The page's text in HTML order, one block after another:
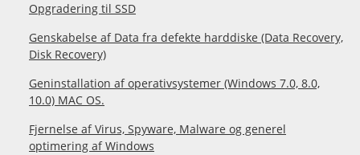
Opgradering til SSD
Genskabelse af Data fra defekte harddiske (Data Recovery,
Disk Recovery)
Geninstallation af operativsystemer (Windows 7.0, 8.0,
10.0) MAC OS.
Fjernelse af Virus, Spyware, Malware og generel
optimering af Windows